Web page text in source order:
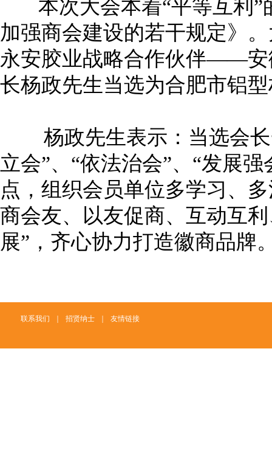
本次大会本着“平等互利”
加强商会建设的若干规定》
永安胶业战略合作伙伴——安
长杨政先生当选为合肥市铝
杨政先生表示：当选会长
立会”、“依法治会”、“发展
点，组织会员单位多学习、
商会友、以友促商、互动互
展”，齐心协力打造徽商品牌
联系我们 招贤纳士 友情链接